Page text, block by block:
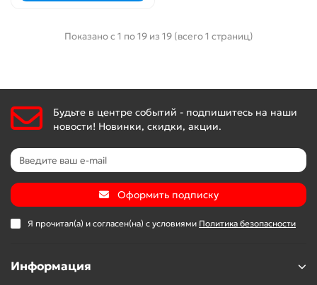
Показано с 1 по 19 из 19 (всего 1 страниц)
Будьте в центре событий - подпишитесь на наши
новости! Новинки, скидки, акции.
Оформить подписку
Я прочитал(а) и согласен(на) с условиями Политика безопасности
Информация